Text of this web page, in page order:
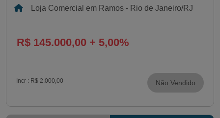
Loja Comercial em Ramos - Rio de Janeiro/RJ
R$ 145.000,00 + 5,00%
Incr : R$ 2.000,00 Não Vendido